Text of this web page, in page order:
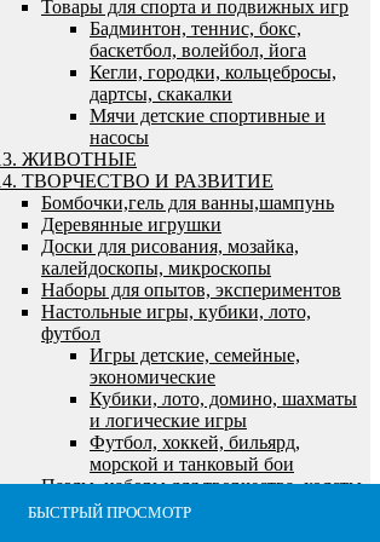
БЫСТРЫЙ ПРОСМОТР
БЫСТРЫЙ ПРОСМОТР
БЫСТРЫЙ ПРОСМОТР
БЫСТРЫЙ ПРОСМОТР
БЫСТРЫЙ ПРОСМОТР
Товары для спорта и подвижных игр
Бадминтон, теннис, бокс,
баскетбол, волейбол, йога
Кегли, городки, кольцебросы,
дартсы, скакалки
Мячи детские спортивные и
насосы
ЖИВОТНЫЕ
ТВОРЧЕСТВО И РАЗВИТИЕ
Бомбочки,гель для ванны,шампунь
Деревянные игрушки
Доски для рисования, мозайка,
калейдоскопы, микроскопы
Наборы для опытов, экспериментов
Настольные игры, кубики, лото,
футбол
Игры детские, семейные,
экономические
Кубики, лото, домино, шахматы
и логические игры
Футбол, хоккей, бильярд,
морской и танковый бои
Пазлы, наборы для творчества, холсты,
алмазная мозайка